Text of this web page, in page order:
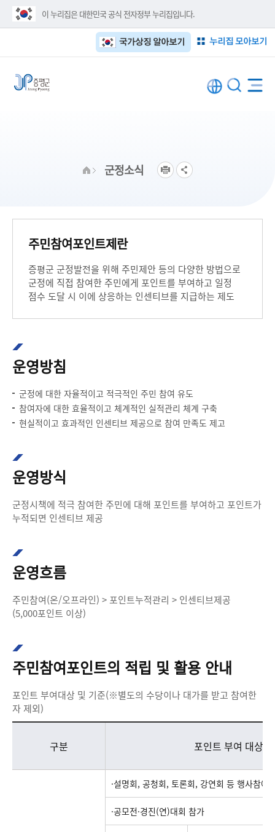
이 누리집은 대한민국 공식 전자정부 누리집입니다.
누리집 모아보기
국가상징 알아보기
군정소식
주민참여포인트제란
증평군 군정발전을 위해 주민제안 등의 다양한 방법으로
군정에 직접 참여한 주민에게 포인트를 부여하고 일정
점수 도달 시 이에 상응하는 인센티브를 지급하는 제도
운영방침
군정에 대한 자율적이고 적극적인 주민 참여 유도
참여자에 대한 효율적이고 체계적인 실적관리 체계 구축
현실적이고 효과적인 인센티브 제공으로 참여 만족도 제고
운영방식
군정시책에 적극 참여한 주민에 대해 포인트를 부여하고 포인트가
누적되면 인센티브 제공
운영흐름
주민참여(온/오프라인) > 포인트누적관리 > 인센티브제공
(5,000포인트 이상)
주민참여포인트의 적립 및 활용 안내
포인트 부여대상 및 기준(※별도의 수당이나 대가를 받고 참여한
자 제외)
포인트 부여대상 및 기준을 구분, 포인트 부여 대상, 포인트 부여기준 점으로 나누어 보여주는 표입니다.
구분 포인트 부여 대상
·설명회, 공청회, 토론회, 강연회 등 행사참여
·공모전·경진(연)대회 참가